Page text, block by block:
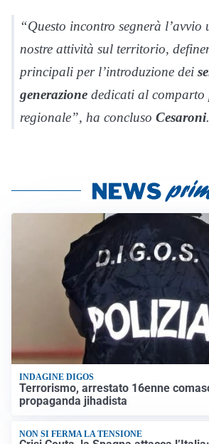
“Questo incontro segnerà l’avvio
nostre attività sul territorio,
principali per l’introduzione dei
generazione dedicati al comparto
regionale”, ha concluso Cesaroni.
INDAGINE DIGOS
Terrorismo, arrestato 16enne
propaganda jihadista
NON SI FERMA LA TENSIONE